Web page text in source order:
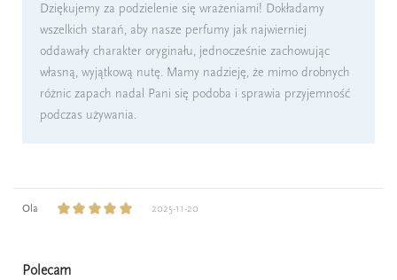
Dziękujemy za podzielenie się wrażeniami! Dokładamy
wszelkich starań, aby nasze perfumy jak najwierniej
oddawały charakter oryginału, jednocześnie zachowując
własną, wyjątkową nutę. Mamy nadzieję, że mimo drobnych
różnic zapach nadal Pani się podoba i sprawia przyjemność
podczas używania.
Ola 2025-11-20
Polecam